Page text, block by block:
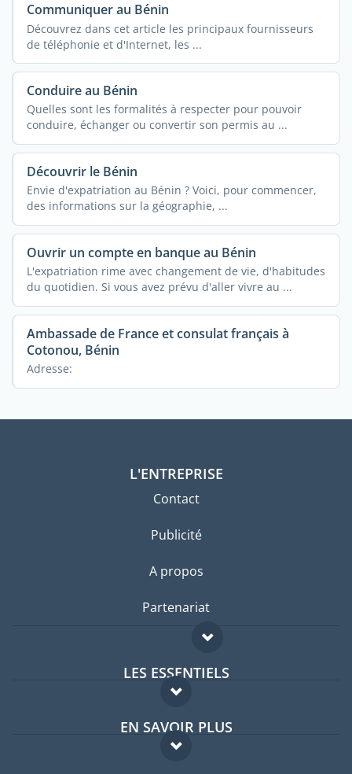
Communiquer au Bénin
Découvrez dans cet article les principaux fournisseurs
de téléphonie et d'Internet, les ...
Conduire au Bénin
Quelles sont les formalités à respecter pour pouvoir
conduire, échanger ou convertir son permis au ...
Découvrir le Bénin
Envie d'expatriation au Bénin ? Voici, pour commencer,
des informations sur la géographie, ...
Ouvrir un compte en banque au Bénin
L'expatriation rime avec changement de vie, d'habitudes
du quotidien. Si vous avez prévu d'aller vivre au ...
Ambassade de France et consulat français à
Cotonou, Bénin
Adresse:
L'ENTREPRISE
Contact
Publicité
A propos
Partenariat
LES ESSENTIELS
Forum expatriés
Guides pays
EN SAVOIR PLUS
FAQ